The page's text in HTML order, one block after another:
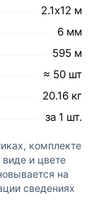
2.1х12 м
6 мм
595 м
≈ 50 шт
20.16 кг
за 1 шт.
комплекте
виде и цвете
на
сведениях